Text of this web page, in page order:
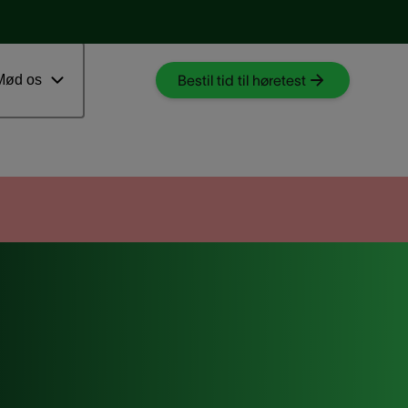
os Bestil tid til høretest
ventetid